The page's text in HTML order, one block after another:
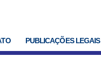
PUBLICAÇÕES LEGAIS